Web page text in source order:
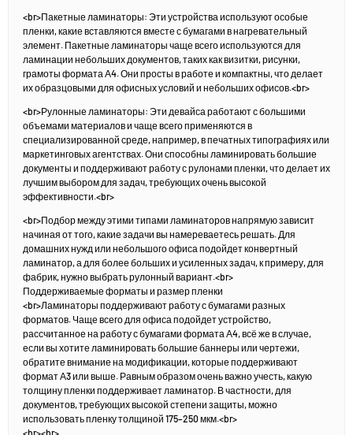
<br>Пакетные ламинаторы: Эти устройства используют особые
пленки, какие вставляются вместе с бумагами в нагревательный
элемент. Пакетные ламинаторы чаще всего используются для
ламинации небольших документов, таких как визитки, рисунки,
грамоты формата Α4. Они просты в работе и компактны, что делает
их образцовыми для офисных условий и небольших офисов.<br>
<br>Рулонные ламинаторы: Эти девайса работают с большими
объемами материалов и чаще всего применяются в
специализированной среде, например, в печатных типографиях или
маркетинговых агентствах. Они способны ламинировать большие
документы и поддерживают работу с рулонами пленки, что делает их
лучшим выбором для задач, требующих очень высокой
эффективности.<br>
<br>Подбор между этими типами ламинаторов напрямую зависит
начиная от того, какие задачи вы намереваетесь решать. Для
домашних нужд или небольшого офиса подойдет конвертный
ламинатор, а для более больших и усиленных задач, к примеру, для
фабрик, нужно выбрать рулонный вариант.<br>
Поддерживаемые форматы и размер пленки
<br>Ламинаторы поддерживают работу с бумагами разных
форматов. Чаще всего для офиса подойдет устройство,
рассчитанное на работу с бумагами формата А4, всё же в случае,
если вы хотите ламинировать большие баннеры или чертежи,
обратите внимание на модификации, которые поддерживают
формат А3 или выше. Равным образом очень важно учесть, какую
толщину пленки поддерживает ламинатор. В частности, для
документов, требующих высокой степени защиты, можно
использовать пленку толщиной 175–250 мкм.<br>